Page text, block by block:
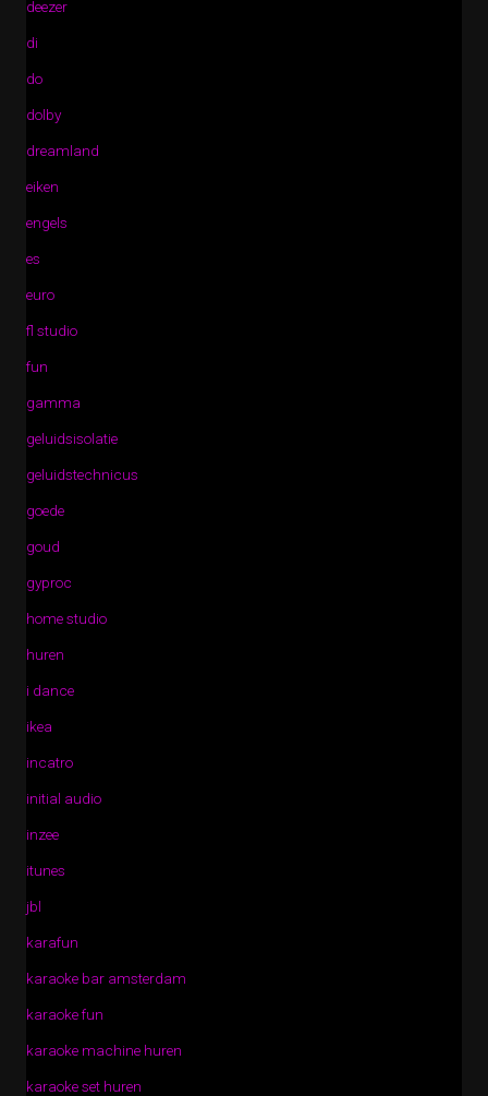
deezer
di
do
dolby
dreamland
eiken
engels
es
euro
fl studio
fun
gamma
geluidsisolatie
geluidstechnicus
goede
goud
gyproc
home studio
huren
i dance
ikea
incatro
initial audio
inzee
itunes
jbl
karafun
karaoke bar amsterdam
karaoke fun
karaoke machine huren
karaoke set huren